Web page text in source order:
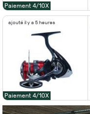
Paiement 4/10X
ajouté il y a 5 heures
Paiement 4/10X